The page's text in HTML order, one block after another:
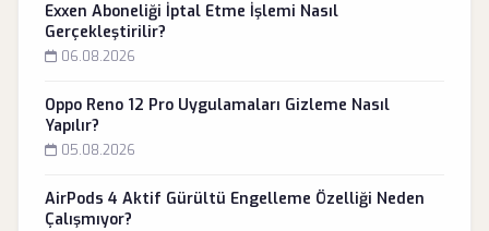
Exxen Aboneliği İptal Etme İşlemi Nasıl
Gerçekleştirilir?
06.08.2026
Oppo Reno 12 Pro Uygulamaları Gizleme Nasıl
Yapılır?
05.08.2026
AirPods 4 Aktif Gürültü Engelleme Özelliği Neden
Çalışmıyor?